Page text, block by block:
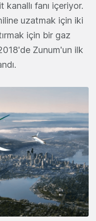
fanı içeriyor.
uzatmak için iki
için bir gaz
Zunum'un ilk